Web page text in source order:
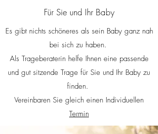
Für Sie und Ihr Baby
Es gibt nichts schöneres als sein Baby ganz nah
bei sich zu haben.
Als Trageberaterin helfe Ihnen eine passende
und gut sitzende Trage für Sie und Ihr Baby zu
finden.
Vereinbaren Sie gleich einen Individuellen
Termin